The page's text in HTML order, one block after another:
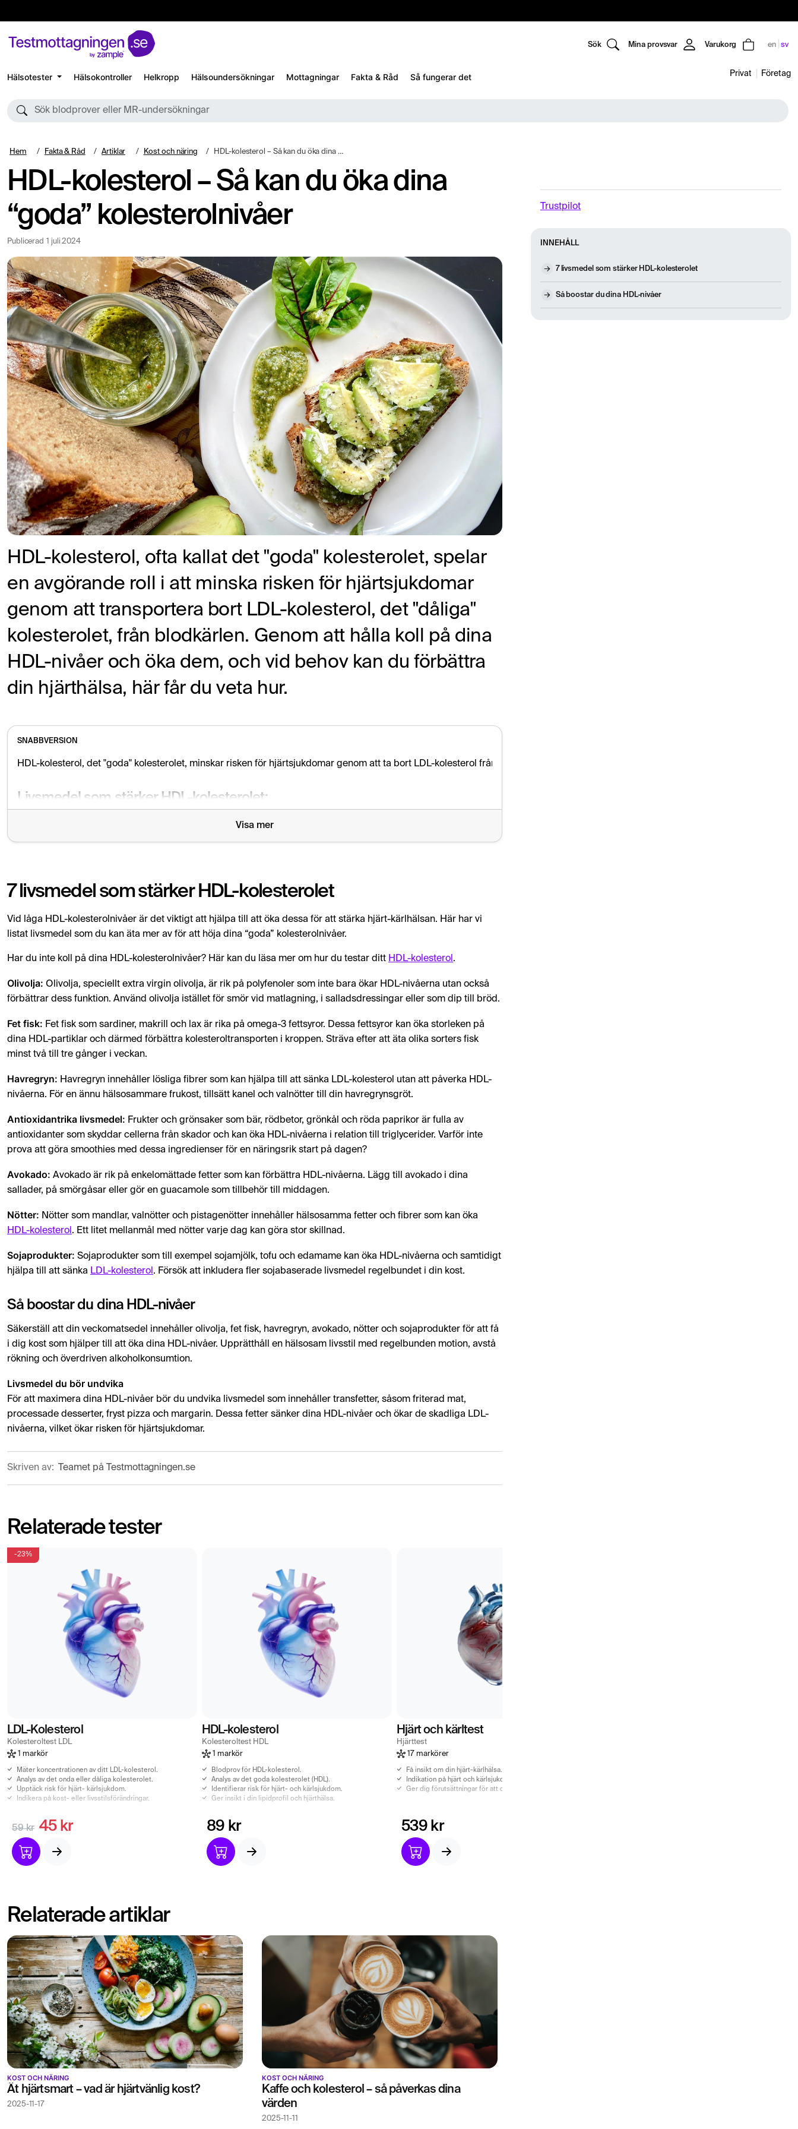
Sök Mina provsvar Varukorg en sv
Hälsotester Hälsokontroller Helkropp Hälsoundersökningar Mottagningar Fakta & Råd Så fungerar det Privat Företag
Sök blodprover eller MR-undersökningar
Hem Fakta & Råd Artiklar Kost och näring HDL-kolesterol – Så kan du öka dina “goda” kolesterolnivåer
HDL-kolesterol – Så kan du öka dina
“goda” kolesterolnivåer
Publicerad 1 juli 2024
HDL-kolesterol, ofta kallat det "goda" kolesterolet, spelar
en avgörande roll i att minska risken för hjärtsjukdomar
genom att transportera bort LDL-kolesterol, det "dåliga"
kolesterolet, från blodkärlen. Genom att hålla koll på dina
HDL-nivåer och öka dem, och vid behov kan du förbättra
din hjärthälsa, här får du veta hur.
Trustpilot
INNEHÅLL
7 livsmedel som stärker HDL-kolesterolet
Så boostar du dina HDL-nivåer
SNABBVERSION
HDL-kolesterol, det "goda" kolesterolet, minskar risken för hjärtsjukdomar genom att ta bort LDL-kolesterol från blodkärlen. Här är några tips för att öka dina HDL-nivåer:
Livsmedel som stärker HDL-kolesterolet:
Innehåller polyfenoler som ökar HDL och förbättrar dess funktion. Används bäst i salladsdressingar och matlagning.
Antioxidantrika livsmedel:Bär, rödbetor och grönkål kan öka HDL-nivåerna. Prova smoothies med dessa ingredienser.
Avokado: Rik på enkelomättade fetter som förbättrar HDL-nivåerna.
Livsmedel du bör undvika:
Upprätthåll en hälsosam livsstil med regelbunden motion, undvik rökning och överdriven alkoholkonsumtion för att stödja dina HDL-nivåer och hjärthälsa.
Visa mer
7 livsmedel som stärker HDL-kolesterolet
Vid låga HDL-kolesterolnivåer är det viktigt att hjälpa till att öka dessa för att stärka hjärt-kärlhälsan. Här har vi
listat livsmedel som du kan äta mer av för att höja dina “goda” kolesterolnivåer.
Har du inte koll på dina HDL-kolesterolnivåer? Här kan du läsa mer om hur du testar ditt HDL-kolesterol .
Olivolja: Olivolja, speciellt extra virgin olivolja, är rik på polyfenoler som inte bara ökar HDL-nivåerna utan också
förbättrar dess funktion. Använd olivolja istället för smör vid matlagning, i salladsdressingar eller som dip till bröd.
Fet fisk: Fet fisk som sardiner, makrill och lax är rika på omega-3 fettsyror. Dessa fettsyror kan öka storleken på
dina HDL-partiklar och därmed förbättra kolesteroltransporten i kroppen. Sträva efter att äta olika sorters fisk
minst två till tre gånger i veckan.
Havregryn: Havregryn innehåller lösliga fibrer som kan hjälpa till att sänka LDL-kolesterol utan att påverka HDL-
nivåerna. För en ännu hälsosammare frukost, tillsätt kanel och valnötter till din havregrynsgröt.
Antioxidantrika livsmedel: Frukter och grönsaker som bär, rödbetor, grönkål och röda paprikor är fulla av
antioxidanter som skyddar cellerna från skador och kan öka HDL-nivåerna i relation till triglycerider. Varför inte
prova att göra smoothies med dessa ingredienser för en näringsrik start på dagen?
Avokado: Avokado är rik på enkelomättade fetter som kan förbättra HDL-nivåerna. Lägg till avokado i dina
sallader, på smörgåsar eller gör en guacamole som tillbehör till middagen.
Nötter: Nötter som mandlar, valnötter och pistagenötter innehåller hälsosamma fetter och fibrer som kan öka
HDL-kolesterol . Ett litet mellanmål med nötter varje dag kan göra stor skillnad.
Sojaprodukter: Sojaprodukter som till exempel sojamjölk, tofu och edamame kan öka HDL-nivåerna och samtidigt
hjälpa till att sänka LDL-kolesterol . Försök att inkludera fler sojabaserade livsmedel regelbundet i din kost.
Så boostar du dina HDL-nivåer
Säkerställ att din veckomatsedel innehåller olivolja, fet fisk, havregryn, avokado, nötter och sojaprodukter för att få
i dig kost som hjälper till att öka dina HDL-nivåer. Upprätthåll en hälsosam livsstil med regelbunden motion, avstå
rökning och överdriven alkoholkonsumtion.
Livsmedel du bör undvika
För att maximera dina HDL-nivåer bör du undvika livsmedel som innehåller transfetter, såsom friterad mat,
processade desserter, fryst pizza och margarin. Dessa fetter sänker dina HDL-nivåer och ökar de skadliga LDL-
nivåerna, vilket ökar risken för hjärtsjukdomar.
Skriven av: Teamet på Testmottagningen.se
Relaterade tester
-23%
LDL-Kolesterol
Kolesteroltest LDL
1 markör
Mäter koncentrationen av ditt LDL-kolesterol.
Analys av det onda eller dåliga kolesterolet.
Upptäck risk för hjärt- kärlsjukdom.
Indikera på kost- eller livsstilsförändringar.
59 kr 45 kr
HDL-kolesterol
Kolesteroltest HDL
1 markör
Blodprov för HDL-kolesterol.
Analys av det goda kolesterolet (HDL).
Identifierar risk för hjärt- och kärlsjukdom.
Ger insikt i din lipidprofil och hjärthälsa.
89 kr
Hjärt och kärltest
Hjärttest
17 markörer
Få insikt om din hjärt-kärlhälsa.
Indikation på hjärt och kärlsjukdom.
Ger dig förutsättningar för att optimera din hälsa.
539 kr
Relaterade artiklar
KOST OCH NÄRING
Ät hjärtsmart – vad är hjärtvänlig kost?
2025-11-17
KOST OCH NÄRING
Kaffe och kolesterol – så påverkas dina
värden
2025-11-11